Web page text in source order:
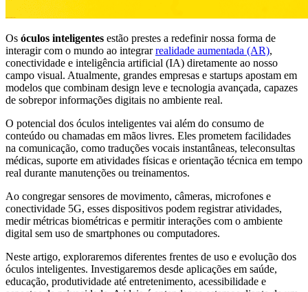
Os óculos inteligentes estão prestes a redefinir nossa forma de
interagir com o mundo ao integrarrealidade aumentada (AR),
conectividade e inteligência artificial (IA) diretamente ao nosso
campo visual. Atualmente, grandes empresas e startups apostam em
modelos que combinam design leve e tecnologia avançada, capazes
de sobrepor informações digitais no ambiente real.
O potencial dos óculos inteligentes vai além do consumo de
conteúdo ou chamadas em mãos livres. Eles prometem facilidades
na comunicação, como traduções vocais instantâneas, teleconsultas
médicas, suporte em atividades físicas e orientação técnica em tempo
real durante manutenções ou treinamentos.
Ao congregar sensores de movimento, câmeras, microfones e
conectividade 5G, esses dispositivos podem registrar atividades,
medir métricas biométricas e permitir interações com o ambiente
digital sem uso de smartphones ou computadores.
Neste artigo, exploraremos diferentes frentes de uso e evolução dos
óculos inteligentes. Investigaremos desde aplicações em saúde,
educação, produtividade até entretenimento, acessibilidade e